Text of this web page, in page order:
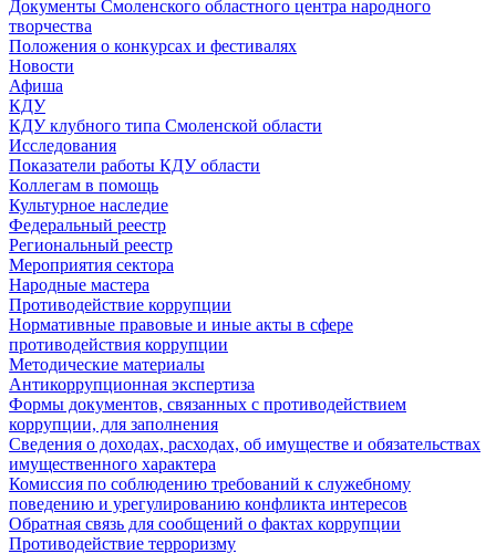
Документы Смоленского областного центра народного
творчества
Положения о конкурсах и фестивалях
Новости
Афиша
КДУ
КДУ клубного типа Смоленской области
Исследования
Показатели работы КДУ области
Коллегам в помощь
Культурное наследие
Федеральный реестр
Региональный реестр
Мероприятия сектора
Народные мастера
Противодействие коррупции
Нормативные правовые и иные акты в сфере
противодействия коррупции
Методические материалы
Антикоррупционная экспертиза
Формы документов, связанных с противодействием
коррупции, для заполнения
Сведения о доходах, расходах, об имуществе и обязательствах
имущественного характера
Комиссия по соблюдению требований к служебному
поведению и урегулированию конфликта интересов
Обратная связь для сообщений о фактах коррупции
Противодействие терроризму